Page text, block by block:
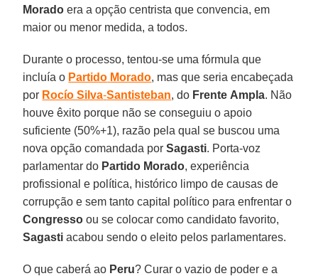
Morado era a opção centrista que convencia, em
maior ou menor medida, a todos.
Durante o processo, tentou-se uma fórmula que
incluía o Partido Morado, mas que seria encabeçada
por Rocío Silva-Santisteban, do Frente Ampla. Não
houve êxito porque não se conseguiu o apoio
suficiente (50%+1), razão pela qual se buscou uma
nova opção comandada porSagasti. Porta-voz
parlamentar do Partido Morado, experiência
profissional e política, histórico limpo de causas de
corrupção e sem tanto capital político para enfrentar o
Congresso ou se colocar como candidato favorito,
Sagasti acabou sendo o eleito pelos parlamentares.
O que caberá ao Peru? Curar o vazio de poder e a